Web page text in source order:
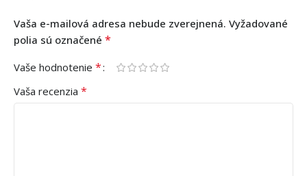
Vaša e-mailová adresa nebude zverejnená. Vyžadované
polia sú označené *
Vaše hodnotenie *
Vaša recenzia *